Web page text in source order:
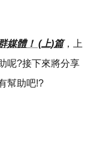
媒體！ (上)篇，上
呢?接下來將分享
幫助吧!?